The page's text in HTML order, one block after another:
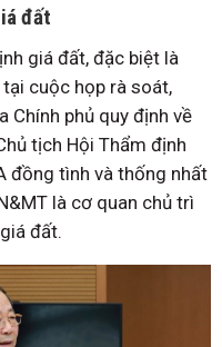
đất
giá đất, đặc biệt là
cuộc họp rà soát,
Chính phủ quy định về
tịch Hội Thẩm định
đồng tình và thống nhất
là cơ quan chủ trì
đất.